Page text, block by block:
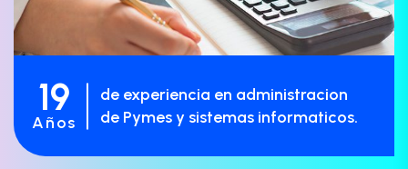
19
Años
de experiencia en administracion
de Pymes y sistemas informaticos.